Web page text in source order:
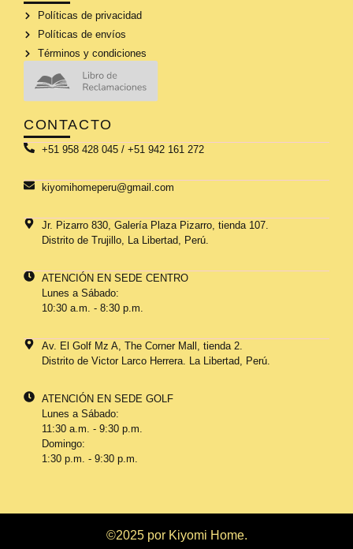
Políticas de privacidad
Políticas de envíos
Términos y condiciones
CONTACTO
+51 958 428 045 / +51 942 161 272
kiyomihomeperu@gmail.com
Jr. Pizarro 830, Galería Plaza Pizarro, tienda 107.
Distrito de Trujillo, La Libertad, Perú.
ATENCIÓN EN SEDE CENTRO
Lunes a Sábado:
10:30 a.m. - 8:30 p.m.
Av. El Golf Mz A, The Corner Mall, tienda 2.
Distrito de Victor Larco Herrera. La Libertad, Perú.
ATENCIÓN EN SEDE GOLF
Lunes a Sábado:
11:30 a.m. - 9:30 p.m.
Domingo:
1:30 p.m. - 9:30 p.m.
©2025 por Kiyomi Home.